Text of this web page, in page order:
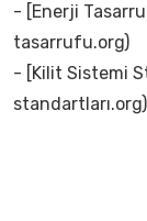
- [Enerji
tasarrufu.org)
- [Kilit Sistemi
standartları.org)